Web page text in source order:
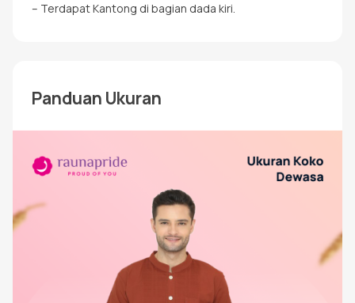
– Terdapat Kantong di bagian dada kiri.
Panduan Ukuran